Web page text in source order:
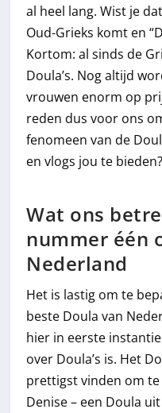
al heel lang. Wist je
Oud-Grieks komt en
Kortom: al sinds de
Doula’s. Nog altijd
vrouwen enorm op
reden dus voor ons
fenomeen van de
en vlogs jou te bieden?
Wat ons
nummer één
Nederland
Het is lastig om te
beste Doula van
hier in eerste
over Doula’s is. Het
prettigst vinden om
Denise – een Doula